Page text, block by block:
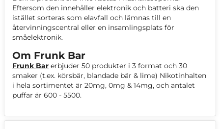
Eftersom den innehåller elektronik och batteri ska den
istället sorteras som elavfall och lämnas till en
återvinningscentral eller en insamlingsplats för
småelektronik.
Om Frunk Bar
Frunk Bar erbjuder 50 produkter i 3 format och 30
smaker (t.ex. körsbär, blandade bär & lime) Nikotinhalten
i hela sortimentet är 20mg, 0mg & 14mg, och antalet
puffar är 600 - 5500.